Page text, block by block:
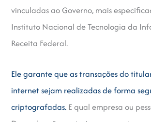
vinculadas ao Governo, mais
Instituto Nacional de Tecnologia da
Receita Federal.
Ele garante que as transações do
internet sejam realizadas de forma
criptografadas. E qual empresa ou